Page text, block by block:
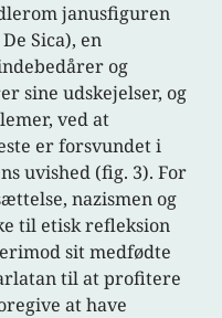
janusfiguren
Sica), en
og
sine udskejelser, og
ved at
er forsvundet i
uvished (fig. 3). For
nazismen og
til etisk refleksion
sit medfødte
til at profitere
at have